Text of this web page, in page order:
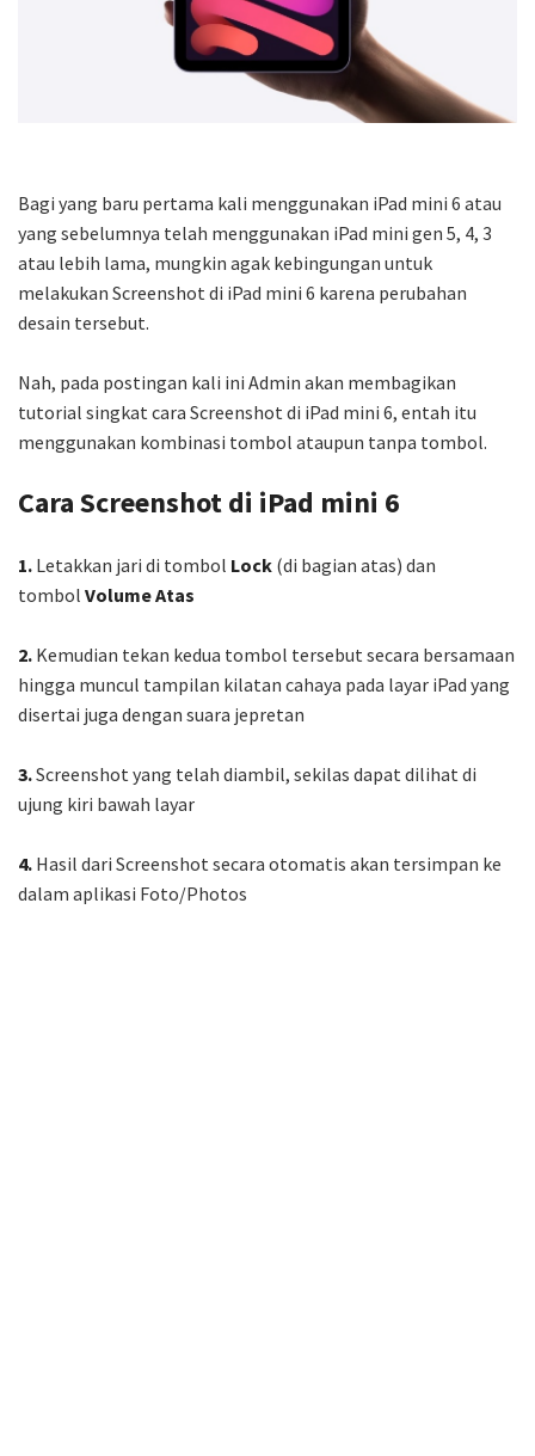
Bagi yang baru pertama kali menggunakan iPad mini 6 atau
yang sebelumnya telah menggunakan iPad mini gen 5, 4, 3
atau lebih lama, mungkin agak kebingungan untuk
melakukan Screenshot di iPad mini 6 karena perubahan
desain tersebut.
Nah, pada postingan kali ini Admin akan membagikan
tutorial singkat cara Screenshot di iPad mini 6, entah itu
menggunakan kombinasi tombol ataupun tanpa tombol.
Cara Screenshot di iPad mini 6
1. Letakkan jari di tombol Lock (di bagian atas) dan
tombol Volume Atas
2. Kemudian tekan kedua tombol tersebut secara bersamaan
hingga muncul tampilan kilatan cahaya pada layar iPad yang
disertai juga dengan suara jepretan
3.Screenshot yang telah diambil, sekilas dapat dilihat di
ujung kiri bawah layar
4. Hasil dari Screenshot secara otomatis akan tersimpan ke
dalam aplikasi Foto/Photos